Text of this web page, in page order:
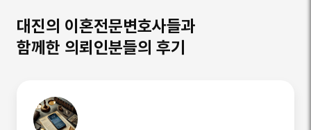
대진의 이혼전문변호사들과
함께한 의뢰인분들의 후기